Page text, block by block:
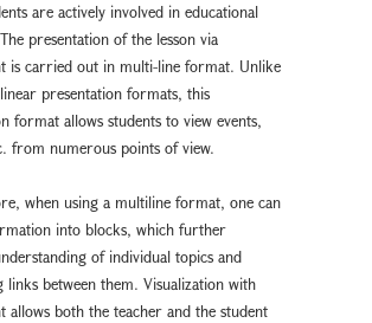
are actively involved in educational
presentation of the lesson via
is carried out in multi-line format. Unlike
presentation formats, this
format allows students to view events,
from numerous points of view.
when using a multiline format, one can
into blocks, which further
of individual topics and
links between them. Visualization with
allows both the teacher and the student